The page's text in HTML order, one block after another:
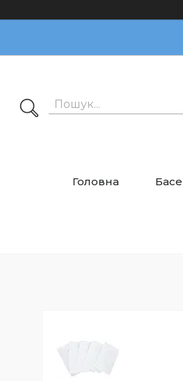
Головна